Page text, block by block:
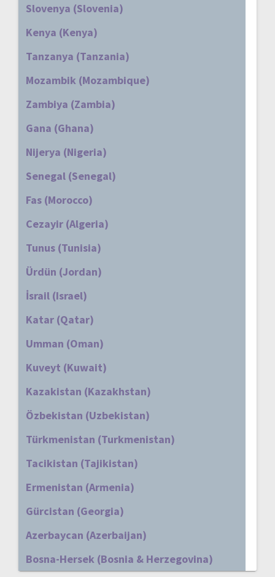
Slovenya (Slovenia)
Kenya (Kenya)
Tanzanya (Tanzania)
Mozambik (Mozambique)
Zambiya (Zambia)
Gana (Ghana)
Nijerya (Nigeria)
Senegal (Senegal)
Fas (Morocco)
Cezayir (Algeria)
Tunus (Tunisia)
Ürdün (Jordan)
İsrail (Israel)
Katar (Qatar)
Umman (Oman)
Kuveyt (Kuwait)
Kazakistan (Kazakhstan)
Özbekistan (Uzbekistan)
Türkmenistan (Turkmenistan)
Tacikistan (Tajikistan)
Ermenistan (Armenia)
Gürcistan (Georgia)
Azerbaycan (Azerbaijan)
Bosna-Hersek (Bosnia & Herzegovina)